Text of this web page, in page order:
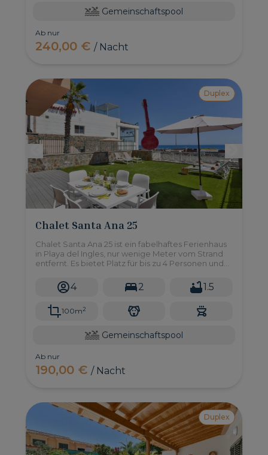
Gemeinschaftspool
Ab nur
240,00 €/ Nacht
Duplex
Chalet Santa Ana 25
Chalet Santa Ana 25 ist ein fabelhaftes Ferienhaus
in Playa del Ingles, nur wenige Meter vom Strand
entfernt. Es bietet Platz für bis zu 4 Personen und
Zugang zu einem Gemeinschaftspool gewährt.
4 2 1.5
100m2
Gemeinschaftspool
Ab nur
190,00 €/ Nacht
Duplex